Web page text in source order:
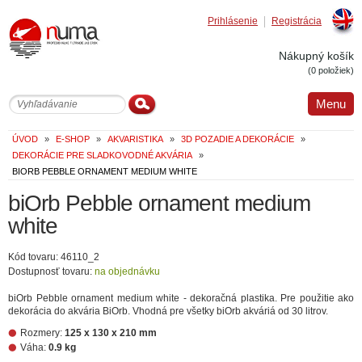
Registrácia
Prihlásenie
Nákupný košík
(0 položiek)
Menu
ÚVOD » E-SHOP » AKVARISTIKA » 3D POZADIE A DEKORÁCIE
»
DEKORÁCIE PRE SLADKOVODNÉ AKVÁRIA
»
BIORB PEBBLE ORNAMENT MEDIUM WHITE
biOrb Pebble ornament medium
white
Kód tovaru: 46110_2
Dostupnosť tovaru: na objednávku
biOrb Pebble ornament medium white - dekoračná plastika. Pre použitie ako
dekorácia do akvária BiOrb. Vhodná pre všetky biOrb akváriá od 30 litrov.
Rozmery: 125 x 130 x 210 mm
Váha: 0.9 kg